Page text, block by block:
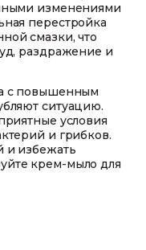
изменениями
перестройка
смазки, что
раздражение и
с повышенным
ситуацию.
условия
и грибков.
и избежать
крем-мыло для